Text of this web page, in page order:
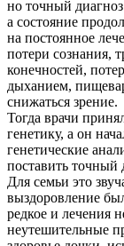
но точный
а состояние
на постоянное
потери сознания,
конечностей,
дыханием,
снижаться зрение.
Тогда врачи
генетику, а он
генетические
поставить точный
Для семьи это
выздоровление
редкое и лечения
неутешительные